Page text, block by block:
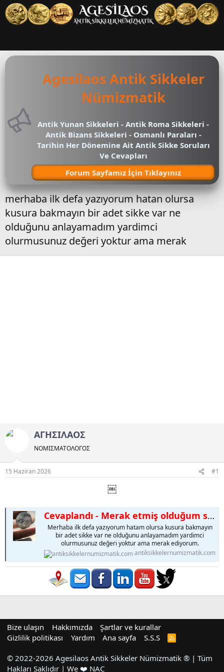
Agesilaos Antik Sikkeler
Nümizmatik
Antik Yunan Sikkeleri - Antik Roma Sikkeleri -
Antik Bizans Sikkeleri - Osmanlı Paraları -
Tarihin Her Dönemine Ait Antik Sikke Soruları
Ve Cevapları
Forum Sayfamız İçin Tıklayınız
merhaba ilk defa yazıyorum hatan olursa
kusura bakmayın bir adet sikke var ne
olduğunu anlayamadım yardimci
olurmusunuz değeri yoktur ama merak
ΑΓΗΣΙΛΑΟΣ
ΝΟΜΙΣΜΑΤΟΛOΓΟΣ
15 Haziran 2026 #1
￼
Cevaplandı - Merak etmiş olduğum sikke için bilgi alabilir miyim
Merhaba ilk defa yazıyorum hatam olursa kusura bakmayın
bir adet sikke var ne olduğunu anlayamadım yardimci
olurmusunuz değeri yoktur ama merak ediyorum.
antiksikkelernumizmatik.com
Bize ulaşın Hakkımızda
Şartlar ve kurallar
Gizlilik politikası
Yardım Ana sayfa S.S.S
R
S
© 2022-2026 Agesilaos Antik Sikkeler Nümizmatik ® | Tüm
Hakları Saklıdır | We ❤️ NAC